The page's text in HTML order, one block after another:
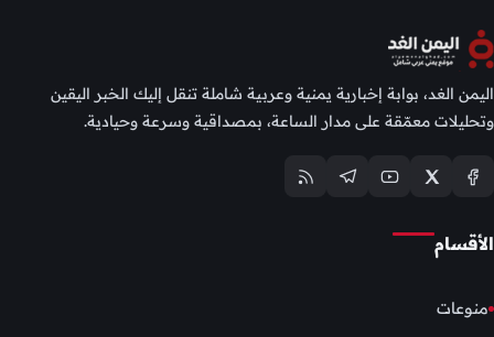
اليمن الغد، بوابة إخبارية يمنية وعربية شاملة تنقل إليك الخبر اليقين
وتحليلات معمّقة على مدار الساعة، بمصداقية وسرعة وحيادية.
الأقسام
منوعات